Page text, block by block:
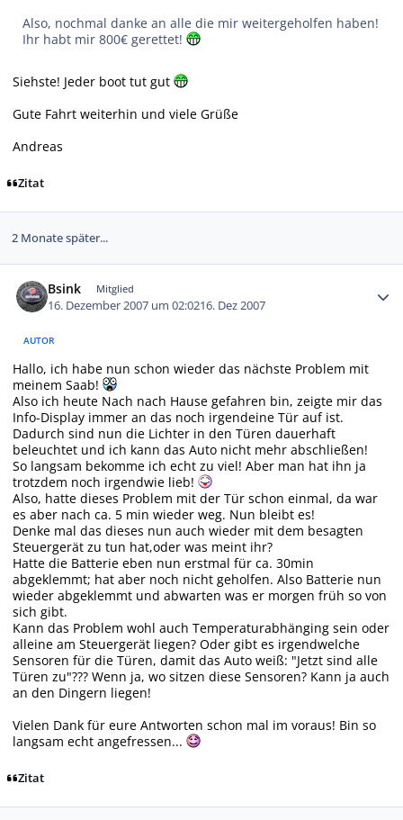
Also, nochmal danke an alle die mir weitergeholfen haben!
Ihr habt mir 800€ gerettet!
Siehste! Jeder boot tut gut
Gute Fahrt weiterhin und viele Grüße
Andreas
Zitat
2 Monate später...
Bsink Mitglied
16. Dezember 2007 um 02:0216. Dez 2007
AUTOR
Hallo, ich habe nun schon wieder das nächste Problem mit
meinem Saab!
Also ich heute Nach nach Hause gefahren bin, zeigte mir das
Info-Display immer an das noch irgendeine Tür auf ist.
Dadurch sind nun die Lichter in den Türen dauerhaft
beleuchtet und ich kann das Auto nicht mehr abschließen!
So langsam bekomme ich echt zu viel! Aber man hat ihn ja
trotzdem noch irgendwie lieb!
Also, hatte dieses Problem mit der Tür schon einmal, da war
es aber nach ca. 5 min wieder weg. Nun bleibt es!
Denke mal das dieses nun auch wieder mit dem besagten
Steuergerät zu tun hat,oder was meint ihr?
Hatte die Batterie eben nun erstmal für ca. 30min
abgeklemmt; hat aber noch nicht geholfen. Also Batterie nun
wieder abgeklemmt und abwarten was er morgen früh so von
sich gibt.
Kann das Problem wohl auch Temperaturabhänging sein oder
alleine am Steuergerät liegen? Oder gibt es irgendwelche
Sensoren für die Türen, damit das Auto weiß: "Jetzt sind alle
Türen zu"??? Wenn ja, wo sitzen diese Sensoren? Kann ja auch
an den Dingern liegen!
Vielen Dank für eure Antworten schon mal im voraus! Bin so
langsam echt angefressen...
Zitat